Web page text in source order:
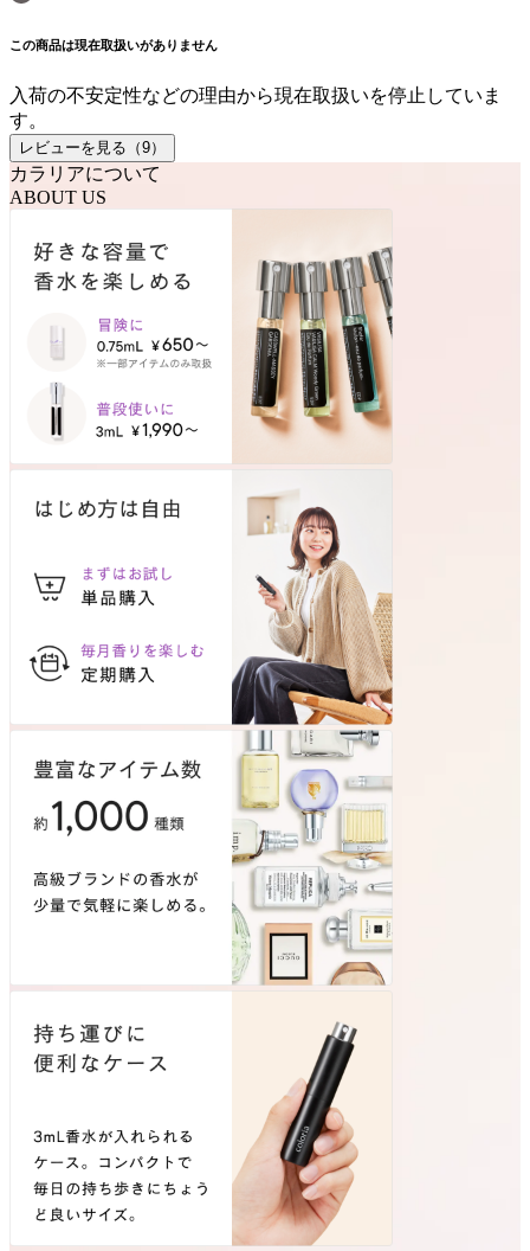
この商品は現在取扱いがありません
入荷の不安定性などの理由から現在取扱いを停止していま
す。
レビューを見る（9）
カラリアについて
ABOUT US